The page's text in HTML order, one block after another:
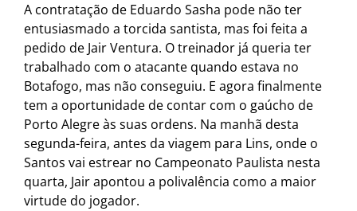
A contratação de Eduardo Sasha pode não ter
entusiasmado a torcida santista, mas foi feita a
pedido de Jair Ventura. O treinador já queria ter
trabalhado com o atacante quando estava no
Botafogo, mas não conseguiu. E agora finalmente
tem a oportunidade de contar com o gaúcho de
Porto Alegre às suas ordens. Na manhã desta
segunda-feira, antes da viagem para Lins, onde o
Santos vai estrear no Campeonato Paulista nesta
quarta, Jair apontou a polivalência como a maior
virtude do jogador.